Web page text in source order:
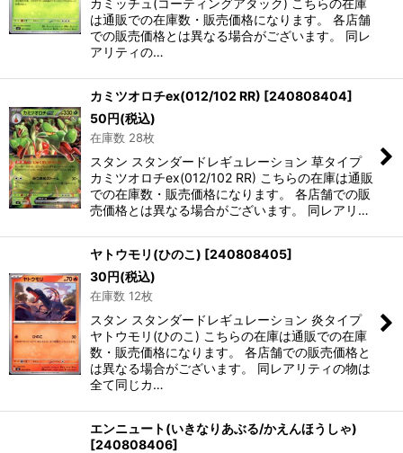
は通販での在庫数・販売価格になります。 各店舗
での販売価格とは異なる場合がございます。 同レ
アリティの…
カミツオロチex(012/102 RR) [240808404]
50円(税込)
在庫数 28枚
スタン スタンダードレギュレーション 草タイプ
カミツオロチex(012/102 RR) こちらの在庫は通販
での在庫数・販売価格になります。 各店舗での販
売価格とは異なる場合がございます。 同レアリ…
ヤトウモリ(ひのこ) [240808405]
30円(税込)
在庫数 12枚
スタン スタンダードレギュレーション 炎タイプ
ヤトウモリ(ひのこ) こちらの在庫は通販での在庫
数・販売価格になります。 各店舗での販売価格と
は異なる場合がございます。 同レアリティの物は
全て同じカ…
エンニュート(いきなりあぶる/かえんほうしゃ)
[240808406]